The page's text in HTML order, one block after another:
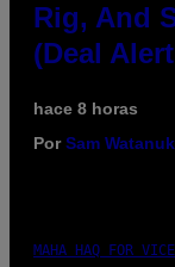
Rig, And
(Deal
hace 8 horas
PorSam
MAHA HAQ FOR VICE